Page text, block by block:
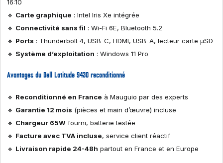
16:10
🔹 Carte graphique : Intel Iris Xe intégrée
🔹 Connectivité sans fil : Wi-Fi 6E, Bluetooth 5.2
🔹 Ports : Thunderbolt 4, USB-C, HDMI, USB-A, lecteur carte µSD
🔹 Système d’exploitation : Windows 11 Pro
Avantages du Dell Latitude 9430 reconditionné
🔹 Reconditionné en France à Mauguio par des experts
🔹 Garantie 12 mois (pièces et main d’œuvre) incluse
🔹 Chargeur 65W fourni, batterie testée
🔹 Facture avec TVA incluse, service client réactif
🔹 Livraison rapide 24-48h partout en France et en Europe